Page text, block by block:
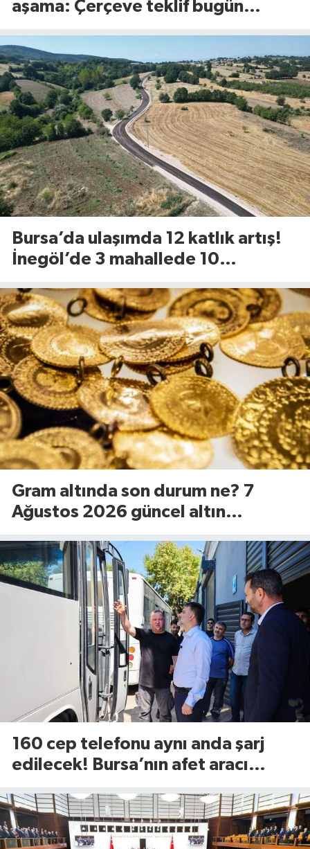
aşama: Çerçeve teklif bugün
Bursa’da ulaşımda 12 katlık artış!
İnegöl’de 3 mahallede 10
Gram altında son durum ne? 7
Ağustos 2026 güncel altın
160 cep telefonu aynı anda şarj
edilecek! Bursa’nın afet aracı